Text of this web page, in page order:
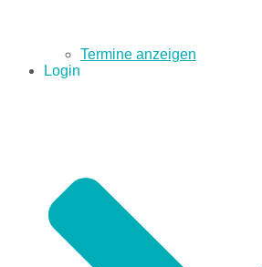
Termine anzeigen
Login